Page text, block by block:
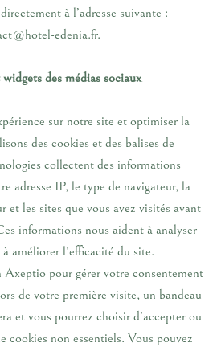
à l’adresse suivante :
edenia.fr.
des médias sociaux
sur notre site et optimiser la
des cookies et des balises de
collectent des informations
adresse IP, le type de navigateur, la
et les sites que vous avez visités avant
informations nous aident à analyser
améliorer l’efficacité du site.
pour gérer votre consentement
de votre première visite, un bandeau
et vous pourrez choisir d’accepter ou
cookies non essentiels. Vous pouvez